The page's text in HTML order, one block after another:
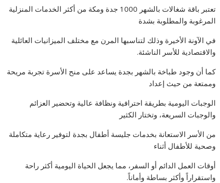
تعتبر باقة شغالات بالشهر 1000 جدة ومكة من أكثر الخدمات المنزلية
المرغوبة والمطلوبة بشدة
في الآونة الأخيرة وذلك لتناسبها المرن مع مختلف الميزانيات العائلية
والاقتصادية للأسر الناشئة.
كما أن وجود طباخة بالشهر بجدة يساعد على منح الأسرة تجربة مريحة
وممتعة من حيث إعداد
الوجبات اليومية بطريقة احترافية ونظافة عالية وتحضير العزائم
والوجبات السريعة، وتختار الكثير
من الأسر الاستعانة بخدمات جليسة أطفال بجدة لتوفير رعاية متكاملة
وصحية للأطفال أثناء
أوقات العمل الدائم أو السفر، مما يجعل الحياة اليومية أكثر راحة
واستقراراً وأكثر بساطة وأماناً.